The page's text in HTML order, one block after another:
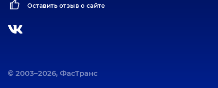
Карасук
Катав-Ивановск
Коротчаево
Оставить отзыв о сайте
© 2003–2026, ФасТранс